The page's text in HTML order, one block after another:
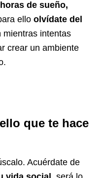
de sueño,
ello olvídate del
mientras intentas
crear un ambiente
que te hace
Acuérdate de